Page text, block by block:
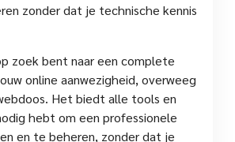
zonder dat je technische kennis
zoek bent naar een complete
online aanwezigheid, overweeg
Het biedt alle tools en
hebt om een professionele
en te beheren, zonder dat je